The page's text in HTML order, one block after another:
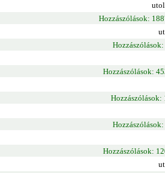
Hozzászólások:
Hozzászólások:
Hozzászólások: